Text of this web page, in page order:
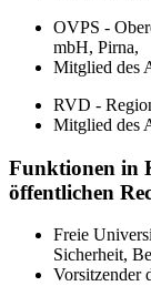
OVPS -
mbH, Pirna,
Mitglied des
RVD -
Mitglied des
Funktionen in
öffentlichen
Freie
Sicherheit,
Vorsitzender